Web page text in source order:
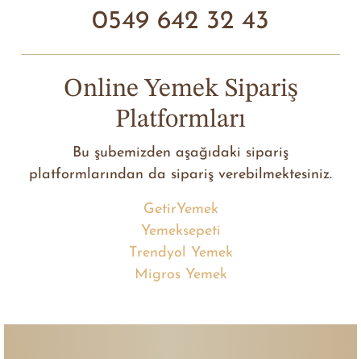
0549 642 32 43
Online Yemek Sipariş
Platformları
Bu şubemizden aşağıdaki sipariş
platformlarından da sipariş verebilmektesiniz.
GetirYemek
Yemeksepeti
Trendyol Yemek
Migros Yemek